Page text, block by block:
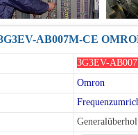
3G3EV-
Omron